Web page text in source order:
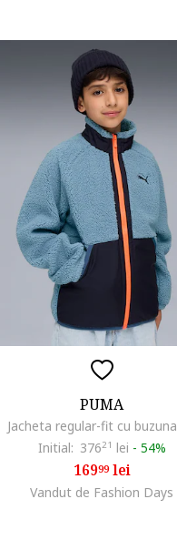
PUMA
Initial: 37621 lei - 54%
16999lei
Vandut de Fashion Days